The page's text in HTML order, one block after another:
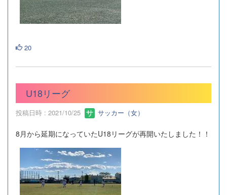
20
U18リーグ
投稿日時 : 2021/10/25 サッカー（女）
8月から延期になっていたU18リーグが再開いたしました！！